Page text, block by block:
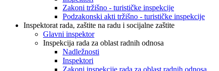
Zakoni tržišno - turističke inspekcije
Podzakonski akti tržišno - turističke inspekcije
Inspektorat rada, zaštite na radu i socijalne zaštite
Glavni inspektor
Inspekcija rada za oblast radnih odnosa
Nadležnosti
Inspektori
Zakoni inspekcije rada za oblast radnih odnosa